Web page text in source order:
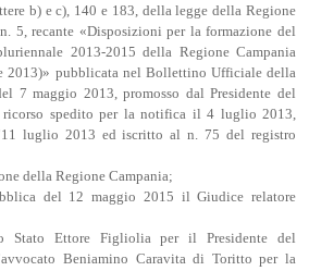
b) e c), 140 e 183, della legge della Regione
5, recante «Disposizioni per la formazione del
2013-2015 della Regione Campania
2013)» pubblicata nel Bollettino Ufficiale della
7 maggio 2013, promosso dal Presidente del
spedito per la notifica il 4 luglio 2013,
luglio 2013 ed iscritto al n. 75 del registro
della Regione Campania;
del 12 maggio 2015 il Giudice relatore
Stato Ettore Figliolia per il Presidente del
Beniamino Caravita di Toritto per la